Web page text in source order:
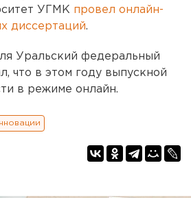
УГМК провел онлайн-
диссертаций.
Уральский федеральный
что в этом году выпускной
в режиме онлайн.